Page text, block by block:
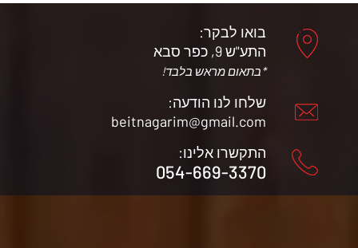
בואו לבקר:
התע"ש 9, כפר סבא
*בתאום מראש בלבד!
שלחו לנו הודעה:
beitnagarim@gmail.com
התקשרו אלינו:
054-669-3370